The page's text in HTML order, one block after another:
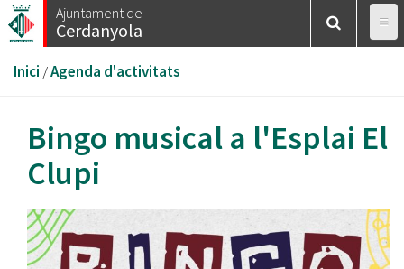
Vés
al
Ajuntament de
Cerdanyola
Esteu
aquí
Inici /Agenda d'activitats
Bingo musical a l'Esplai El
Clupi